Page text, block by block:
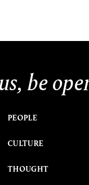
be
PEOPLE
CULTURE
THOUGHT